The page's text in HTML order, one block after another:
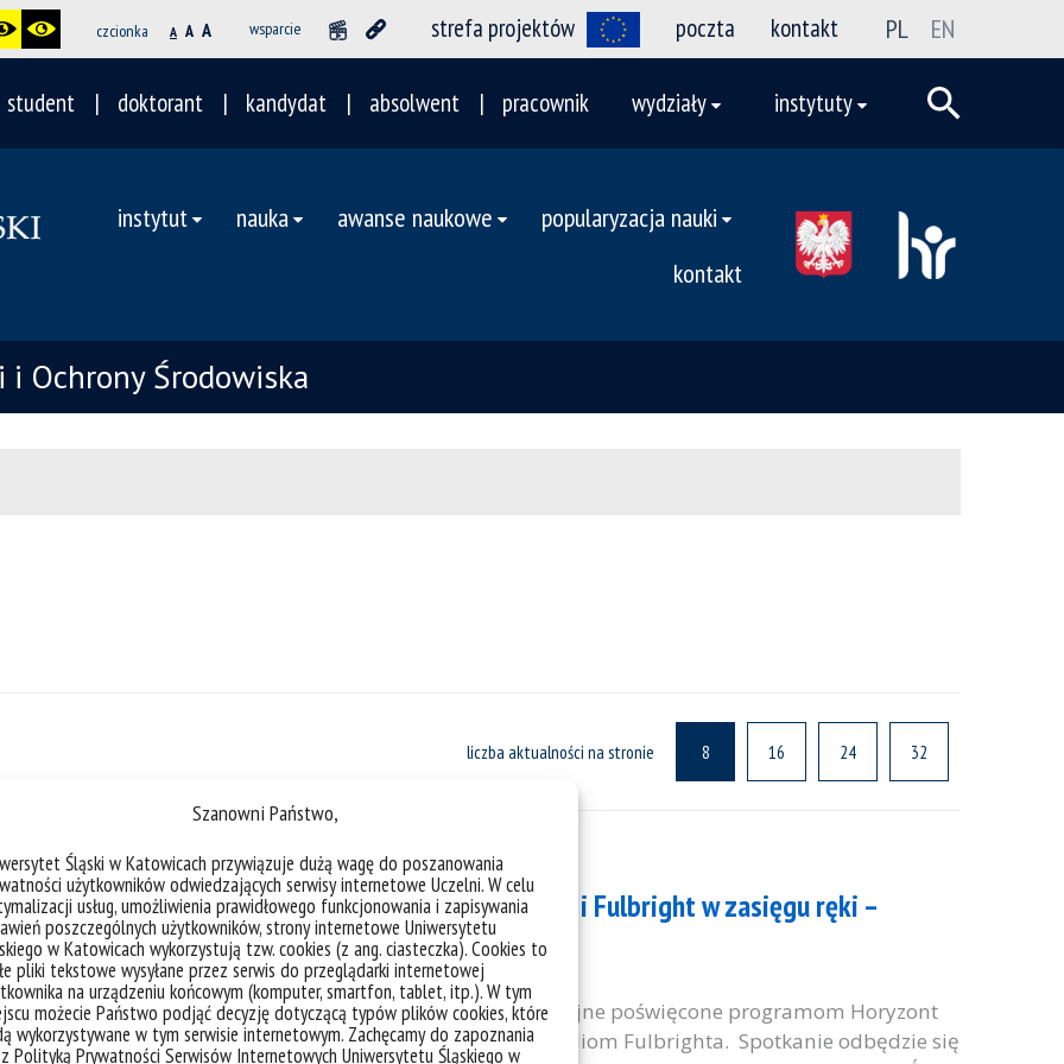
Szanowni Państwo,
Śląski w Katowicach przywiązuje dużą wagę do poszanowania
użytkowników odwiedzających serwisy internetowe Uczelni. W celu
usług, umożliwienia prawidłowego funkcjonowania i zapisywania
poszczególnych użytkowników, strony internetowe Uniwersytetu
w Katowicach wykorzystują tzw. cookies (z ang. ciasteczka). Cookies to
pliki tekstowe wysyłane przez serwis do przeglądarki internetowej
na urządzeniu końcowym (komputer, smartfon, tablet, itp.). W tym
możecie Państwo podjąć decyzję dotyczącą typów plików cookies, które
wykorzystywane w tym serwisie internetowym. Zachęcamy do zapoznania
Polityką Prywatności Serwisów Internetowych Uniwersytetu Śląskiego w
czcionka A A A wsparcie strefa projektów poczta kontakt PL EN
student doktorant kandydat absolwent pracownik wydziały instytuty
instytut nauka awanse naukowe
popularyzacja nauki
kontakt
Ochrony Środowiska
liczba aktualności na stronie 8 16 24 32
Granty bez dystansu – Horyzont Europa i Fulbright w zasięgu ręki –
spotkanie informacyjne
Zapraszamy Państwa na spotkanie informacyjne poświęcone programom Horyzont
Europa (ERC, klastry tematyczne) oraz stypendiom Fulbrighta. Spotkanie odbędzie się